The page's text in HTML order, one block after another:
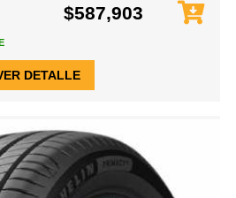
$587,903
DETALLE